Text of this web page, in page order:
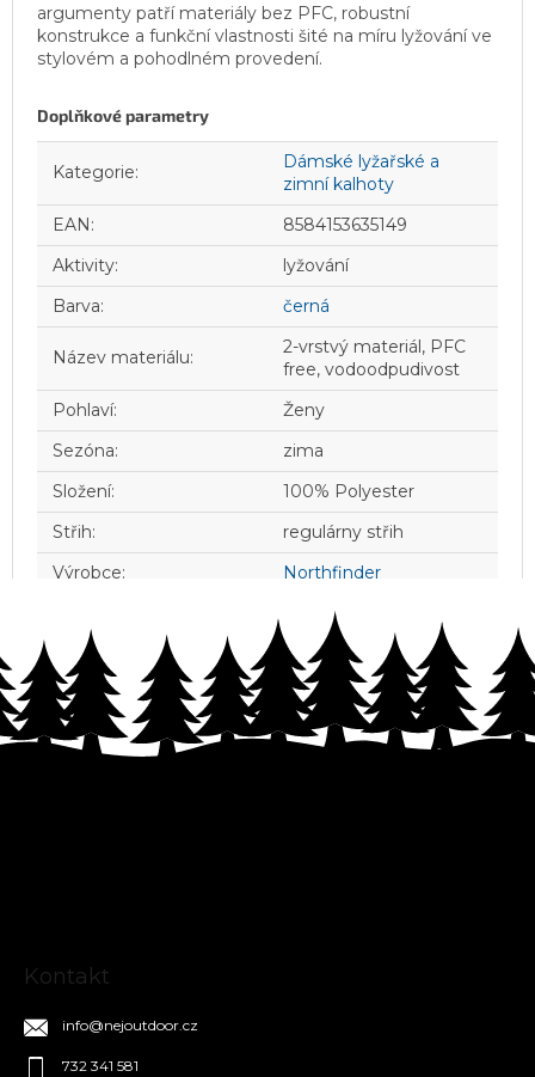
argumenty patří materiály bez PFC, robustní
konstrukce a funkční vlastnosti šité na míru lyžování ve
stylovém a pohodlném provedení.
Doplňkové parametry
Kategorie:
Dámské lyžařské a
zimní kalhoty
EAN:
8584153635149
Aktivity:
lyžování
Barva: černá
Název materiálu:
2-vrstvý materiál, PFC
free, vodoodpudivost
Pohlaví:
Ženy
Sezóna:
zima
Složení:
100% Polyester
Střih:
regulárny střih
Výrobce: Northfinder
Z
Kontakt
info@nejoutdoor.cz
732 341 581